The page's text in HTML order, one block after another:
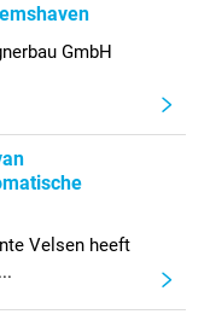
GmbH
Velsen heeft